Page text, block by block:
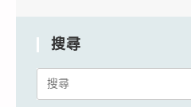
搜尋
Search